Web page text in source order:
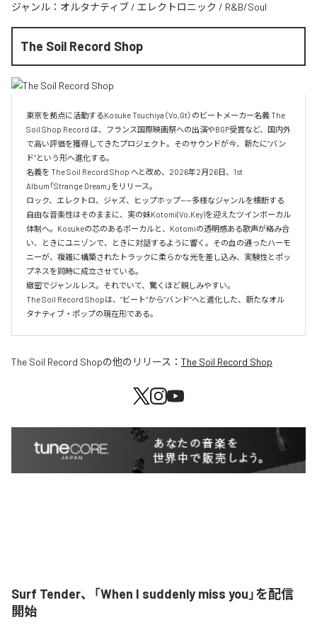
ジャンル： オルタナティブ / エレクトロニック / R&B/Soul
The Soil Record Shop
東京を拠点に活動するKosuke Tsuchiya（Vo,Gt）のビートメーカー名義 The
Soil Shop Record は、フランス国際映画祭への出演やBGP受賞など、国内外
で高い評価を獲得してきたプロジェクト。そのサウンドが今、新たに“バン
ド”という形へ進化する。
名義を The Soil Record Shop へと改め、2026年2月26日、1st
Album「Strange Dream」をリリース。
ロック、エレクトロ、ジャズ、ヒップホップ——多様なジャンルを横断する
自由な音楽性はそのままに、実の妹Kotomi(Vo,Key)を迎えたツインボーカル
体制へ。Kosukeの芯のあるボーカルと、Kotomiの透明感ある歌声が絡み合
い、ときにユニゾンで、ときに対話するように響く。その血の通ったハーモ
ニーが、複雑に構築されたトラックに柔らかな光を差し込み、実験性とポッ
プネスを同時に成立させている。
緻密でジャンルレス。それでいて、驚くほど親しみやすい。
The Soil Record Shopは、“ビート”から“バンド”へと進化した、新たなオル
タナティブ・ポップの現在形である。
The Soil Record Shopの他のリリース： The Soil Record Shop
Surf Tender、「When I suddenly miss you」を配信
開始